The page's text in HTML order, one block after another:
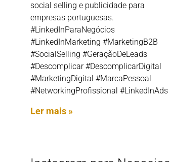
social selling e publicidade para
empresas portuguesas.
#LinkedInParaNegócios
#LinkedInMarketing #MarketingB2B
#SocialSelling #GeraçãoDeLeads
#Descomplicar #DescomplicarDigital
#MarketingDigital #MarcaPessoal
#NetworkingProfissional #LinkedInAds
Ler mais »